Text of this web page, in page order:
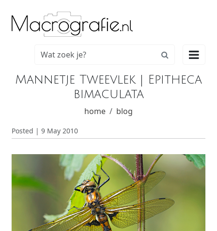

Mannetje Tweevlek | Epitheca
bimaculata
home blog
Posted | 9 May 2010